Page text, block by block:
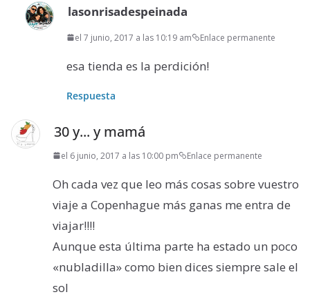
lasonrisadespeinada
el 7 junio, 2017 a las 10:19 am Enlace permanente
esa tienda es la perdición!
Respuesta
30 y... y mamá
el 6 junio, 2017 a las 10:00 pm Enlace permanente
Oh cada vez que leo más cosas sobre vuestro
viaje a Copenhague más ganas me entra de
viajar!!!!
Aunque esta última parte ha estado un poco
«nubladilla» como bien dices siempre sale el
sol